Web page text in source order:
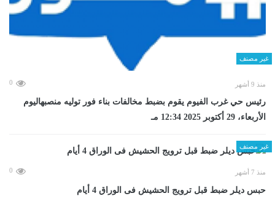
غير مصنف
منذ 9 أشهر 0
رئيس حي غرب الفيوم يقوم بضبط مخالفات بناء فور توليه منصبهاليوم
الأربعاء، 29 أكتوبر 2025 12:34 مـ
غير مصنف
منذ 7 أشهر 0
حبس ديلر ضبط قبل ترويج الحشيش فى الوراق 4 أيام